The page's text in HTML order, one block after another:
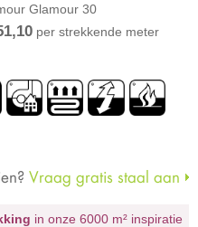
Glamour 30
per strekkende meter
Vraag gratis staal aan
in onze 6000 m² inspiratie